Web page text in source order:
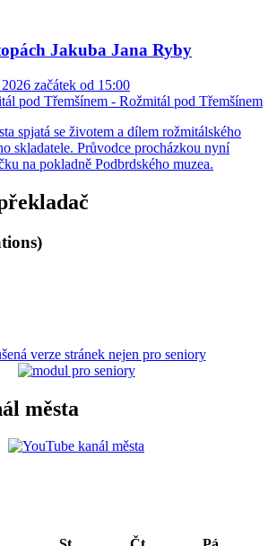
Jakuba Jana Ryby
začátek od 15:00
pod Třemšínem - Rožmitál pod Třemšínem
spjatá se životem a dílem rožmitálského
skladatele. Průvodce procházkou nyní
na pokladně Podbrdského muzea.
verze stránek nejen pro seniory
města